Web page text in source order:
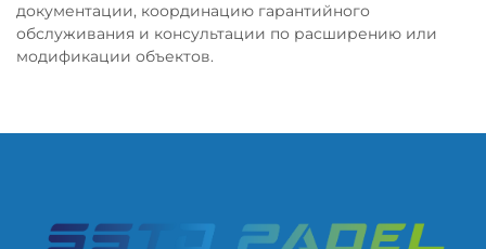
документации, координацию гарантийного
обслуживания и консультации по расширению или
модификации объектов.